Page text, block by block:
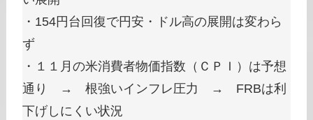
・154円台回復で円安・ドル高の展開は変わら
ず
・１１月の米消費者物価指数（ＣＰＩ）は予想
通り → 根強いインフレ圧力 → FRBは利
下げしにくい状況